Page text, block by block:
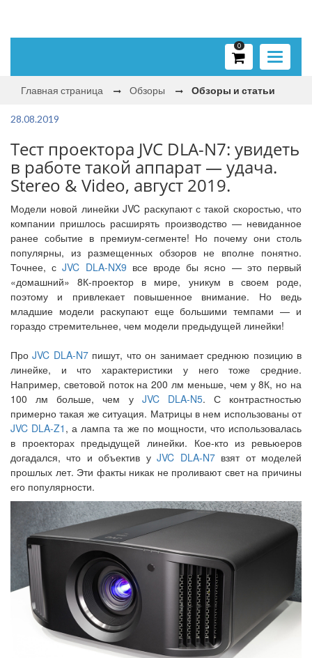
Toggle
0
Главная страница Обзоры Обзоры и статьи
28.08.2019
Тест проектора JVC DLA-N7: увидеть
в работе такой аппарат — удача.
Stereo & Video, август 2019.
Модели новой линейки JVC раскупают с такой скоростью, что
компании пришлось расширять производство — невиданное
ранее событие в премиум-сегменте! Но почему они столь
популярны, из размещенных обзоров не вполне понятно.
Точнее, сJVC DLA-NX9 все вроде бы ясно — это первый
«домашний» 8К-проектор в мире, уникум в своем роде,
поэтому и привлекает повышенное внимание. Но ведь
младшие модели раскупают еще большими темпами — и
гораздо стремительнее, чем модели предыдущей линейки!
ПроJVC DLA-N7пишут, что он занимает среднюю позицию в
линейке, и что характеристики у него тоже средние.
Например, световой поток на 200 лм меньше, чем у 8К, но на
100 лм больше, чем у JVC DLA-N5. С контрастностью
примерно такая же ситуация. Матрицы в нем использованы от
JVC DLA-Z1 , а лампа та же по мощности, что использовалась
в проекторах предыдущей линейки. Кое-кто из ревьюеров
догадался, что и объектив уJVC DLA-N7взят от моделей
прошлых лет. Эти факты никак не проливают свет на причины
его популярности.